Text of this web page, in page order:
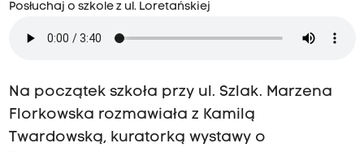
Posłuchaj o szkole z ul. Loretańskiej
Na początek szkoła przy ul. Szlak. Marzena
Florkowska rozmawiała z Kamilą
Twardowską, kuratorką wystawy o